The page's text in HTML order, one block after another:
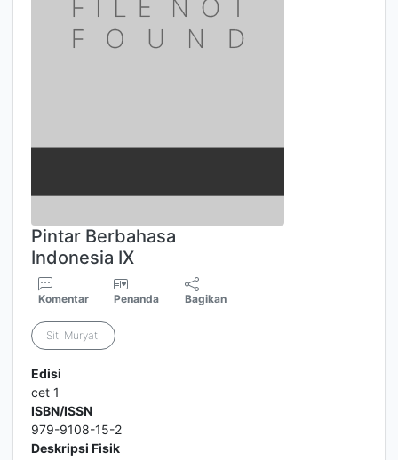
Pintar Berbahasa
Indonesia IX
Komentar Penanda Bagikan
Siti Muryati
Edisi
cet 1
ISBN/ISSN
979-9108-15-2
Deskripsi Fisik